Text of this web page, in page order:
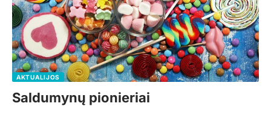
AKTUALIJOS
Saldumynų pionieriai